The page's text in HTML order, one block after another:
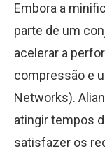
Embora a
parte de um
acelerar a
compressão e
Networks).
atingir tempos
satisfazer os